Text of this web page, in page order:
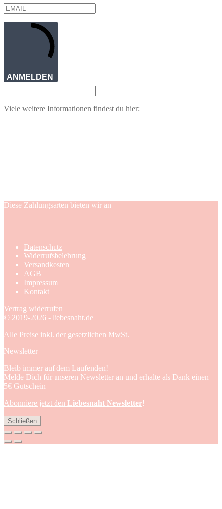
ANMELDEN
Viele weitere Informationen findest du hier:
Diese Zahlungsarten bieten wir an
Datenschutz
Widerrufsbelehrung
Versandkosten
AGB
Impressum
Kontakt
Vertrag widerrufen
© 2019-2026 - liebesnaht.de
Alle Preise inkl. der gesetzlichen MwSt.
Newsletter
Bleib immer auf dem Laufenden!
Melde Dich für unseren Newsletter an und erhalte als Dank einen
5€ Gutschein
Abonniere jetzt den Liebesnaht Newsletter!
Schließen